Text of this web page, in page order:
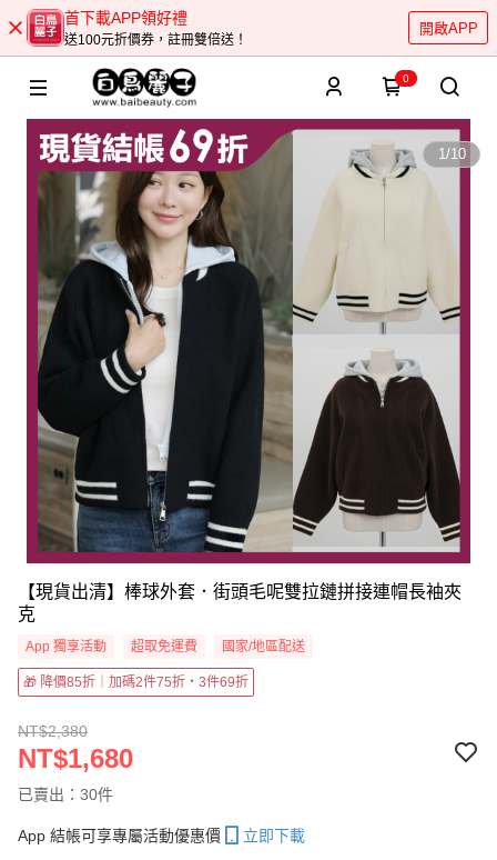
首下載APP領好禮
送100元折價券，註冊雙倍送！
開啟APP
0
1/10
【現貨出清】棒球外套．街頭毛呢雙拉鏈拼接連帽長袖夾
克
App 獨享活動 超取免運費 國家/地區配送
🎁 降價85折｜加碼2件75折・3件69折
NT$2,380
NT$1,680
已賣出：30件
App 結帳可享專屬活動優惠價 立即下載